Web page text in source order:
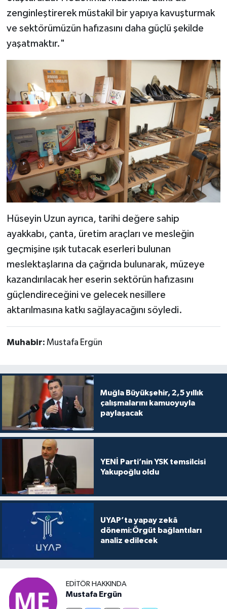
zenginleştirerek müstakil bir yapıya kavuşturmak
ve sektörümüzün hafızasını daha güçlü şekilde
yaşatmaktır."
Hüseyin Uzun ayrıca, tarihi değere sahip
ayakkabı, çanta, üretim araçları ve mesleğin
geçmişine ışık tutacak eserleri bulunan
meslektaşlarına da çağrıda bulunarak, müzeye
kazandırılacak her eserin sektörün hafızasını
güçlendireceğini ve gelecek nesillere
aktarılmasına katkı sağlayacağını söyledi.
Muhabir: Mustafa Ergün
Muğla Büyükşehir, 2,5 yıllık
çalışmalarını kamuoyuyla
paylaşacak
YENİ Parti’nin YSK temsilcisi
Yakupoğlu oldu
UYAP’ta yapay zekâ
dönemi:Örgüt bağlantıları
analiz edilecek
EDITÖR HAKKINDA
Mustafa Ergün